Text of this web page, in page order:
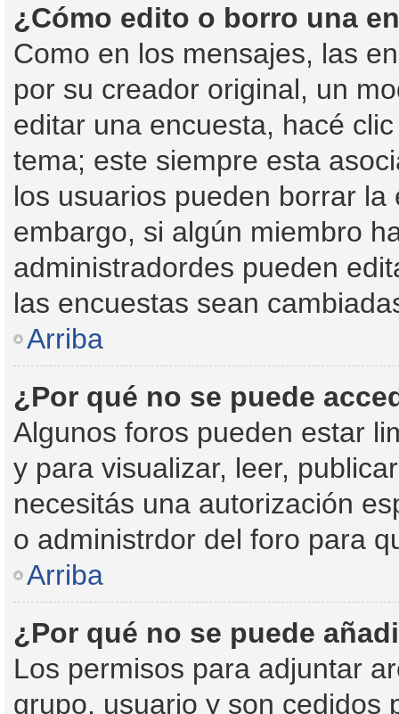
¿Cómo edito o borro una
Como en los mensajes, las
por su creador original, un
editar una encuesta, hacé
tema; este siempre esta
los usuarios pueden borrar
embargo, si algún miembro
administradordes pueden
las encuestas sean
Arriba
¿Por qué no se puede
Algunos foros pueden estar
y para visualizar, leer,
necesitás una autorización
o administrdor del foro para
Arriba
¿Por qué no se puede
Los permisos para adjuntar
grupo, usuario y son cedidos